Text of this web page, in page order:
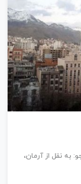
به نقل از آرمان،